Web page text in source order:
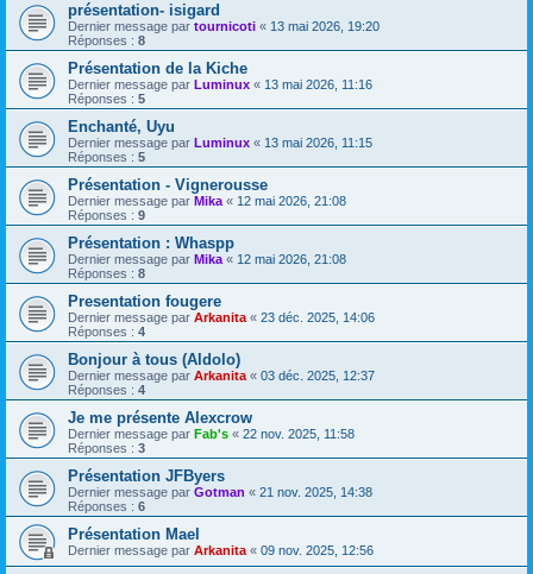
présentation- isigard
Dernier message par tournicoti « 13 mai 2026, 19:20
Réponses : 8
Présentation de la Kiche
Dernier message par Luminux « 13 mai 2026, 11:16
Réponses : 5
Enchanté, Uyu
Dernier message par Luminux « 13 mai 2026, 11:15
Réponses : 5
Présentation - Vignerousse
Dernier message par Mika « 12 mai 2026, 21:08
Réponses : 9
Présentation : Whaspp
Dernier message par Mika « 12 mai 2026, 21:08
Réponses : 8
Presentation fougere
Dernier message par Arkanita « 23 déc. 2025, 14:06
Réponses : 4
Bonjour à tous (Aldolo)
Dernier message par Arkanita « 03 déc. 2025, 12:37
Réponses : 4
Je me présente Alexcrow
Dernier message par Fab's « 22 nov. 2025, 11:58
Réponses : 3
Présentation JFByers
Dernier message par Gotman « 21 nov. 2025, 14:38
Réponses : 6
Présentation Mael
Dernier message par Arkanita « 09 nov. 2025, 12:56